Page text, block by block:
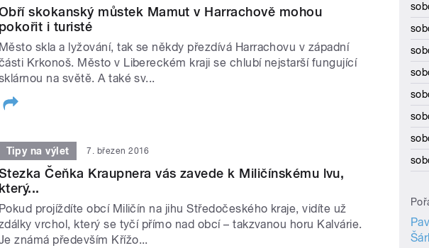
skokanský můstek Mamut v Harrachově mohou
pokořit i turisté
Město skla a lyžování, tak se někdy přezdívá Harrachovu v západní
Krkonoš. Město v Libereckém kraji se chlubí nejstarší fungující
na světě. A také sv...
Tipy na výlet 7. březen 2016
Čeňka Kraupnera vás zavede k Miličínskému lvu,
který...
Pokud projíždíte obcí Miličín na jihu Středočeského kraje, vidíte už
vrchol, který se tyčí přímo nad obcí – takzvanou horu Kalvárie.
známá především Křížo...